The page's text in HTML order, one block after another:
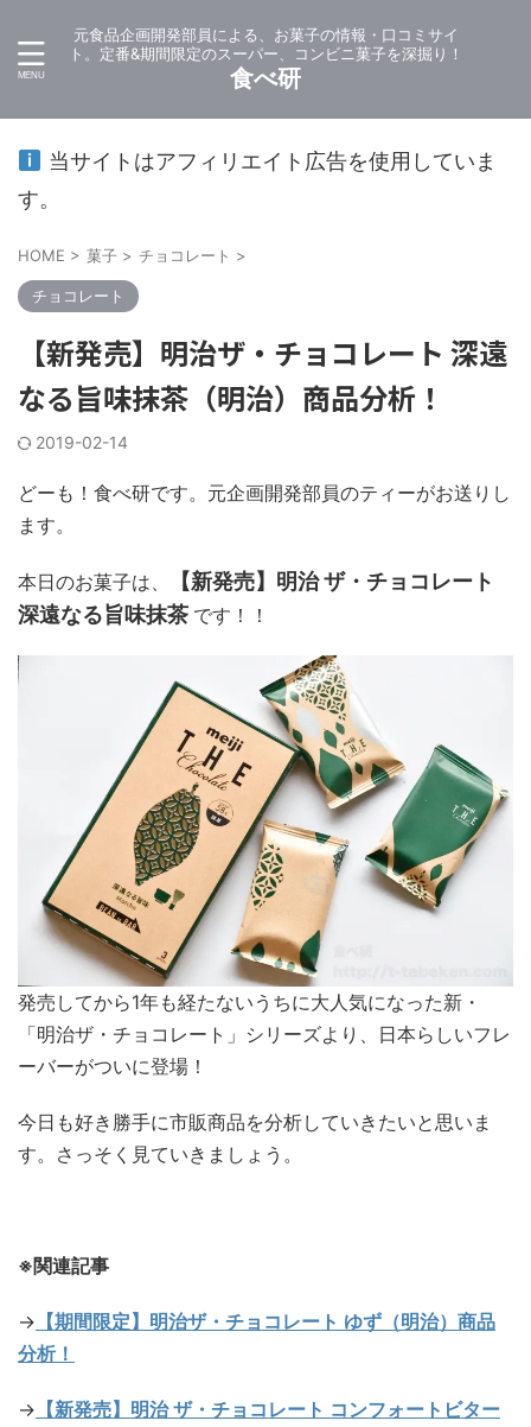
元食品企画開発部員による、お菓子の情報・口コミサイ
ト。定番&期間限定のスーパー、コンビニ菓子を深掘り！
食べ研
当サイトはアフィリエイト広告を使用していま
す。
HOME > 菓子 > チョコレート >
チョコレート
【新発売】明治ザ・チョコレート 深遠
なる旨味抹茶（明治）商品分析！
2019-02-14
どーも！食べ研です。元企画開発部員のティーがお送りし
ます。
本日のお菓子は、
【新発売】明治 ザ・チョコレート
深遠なる旨味抹茶 です！！
発売してから1年も経たないうちに大人気になった新・
「明治ザ・チョコレート」シリーズより、日本らしいフレ
ーバーがついに登場！
今日も好き勝手に市販商品を分析していきたいと思いま
す。さっそく見ていきましょう。
※関連記事
→ 【期間限定】明治ザ・チョコレート ゆず（明治）商品
分析！
→ 【新発売】明治 ザ・チョコレート コンフォートビター